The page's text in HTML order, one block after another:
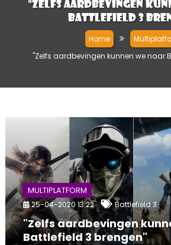
"Zelfs aardbevingen
Battlefield 3
Home
"Zelfs aardbevingen kunnen we naar
MULTIPLATFORM
25-04-2020 13:22 Battlefield 3
"Zelfs aardbevingen
Battlefield 3 brengen"